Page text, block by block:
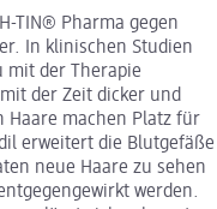
TIN® Pharma gegen
In klinischen Studien
mit der Therapie
der Zeit dicker und
Haare machen Platz für
erweitert die Blutgefäße
neue Haare zu sehen
werden.